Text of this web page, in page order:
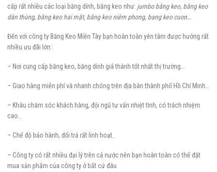
cấp rất nhiều các loại băng dính, băng keo như: jumbo băng keo, băng keo
dán thùng, băng keo hai mặt, băng keo niêm phong, bang keo cuon…
Đến với công ty Băng Keo Miền Tây bạn hoàn toàn yên tâm được hưởng rất
nhiều ưu đãi lớn:
– Nơi cung cấp băng keo, băng dính giá thành tốt nhất thị trường…
– Giao hàng miễn phí và nhanh chóng trên địa bàn thành phố Hồ Chí Minh…
– Khâu chăm sóc khách hàng, đội ngũ tư vấn nhiệt tình, có trách nhiệm
cao…
– Chế độ bảo hành, đổi trả rất linh hoạt..
– Công ty có rất nhiều đại lý trên cả nước nên bạn hoàn toàn có thể đặt
mua sản phẩm của công ty ở bất cứ đâu